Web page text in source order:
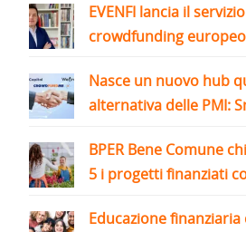
EVENFI lancia il
crowdfunding
Nasce un nuovo hub
alternativa delle PMI:
BPER Bene Comune
5 i progetti finanziati
Educazione